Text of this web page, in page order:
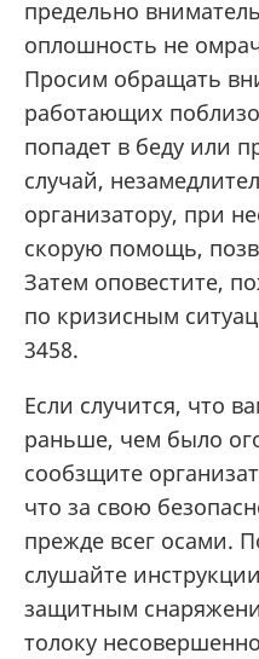
предельно
оплошность не
Просим обращать
работающих
попадет в беду или
случай,
организатору, при
скорую помощь,
Затем оповестите,
по кризисным
3458.
Если случится, что
раньше, чем было
сообзщите
что за свою
прежде всег осами.
слушайте
защитным
толоку